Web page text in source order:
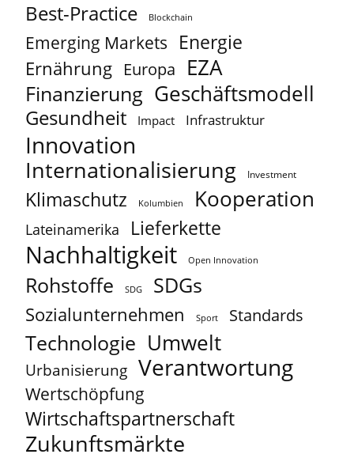
Best-Practice Blockchain
Emerging Markets Energie
Ernährung Europa EZA
Finanzierung Geschäftsmodell
Gesundheit Impact Infrastruktur
Innovation
Internationalisierung Investment
Klimaschutz Kolumbien Kooperation
Lateinamerika Lieferkette
Nachhaltigkeit Open Innovation
Rohstoffe SDG SDGs
Sozialunternehmen Sport Standards
Technologie Umwelt
Urbanisierung Verantwortung
Wertschöpfung
Wirtschaftspartnerschaft
Zukunftsmärkte